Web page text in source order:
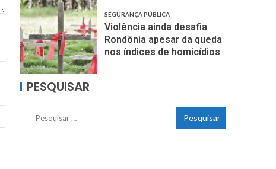
SEGURANÇA PÚBLICA
Violência ainda desafia
Rondônia apesar da queda
nos índices de homicídios
PESQUISAR